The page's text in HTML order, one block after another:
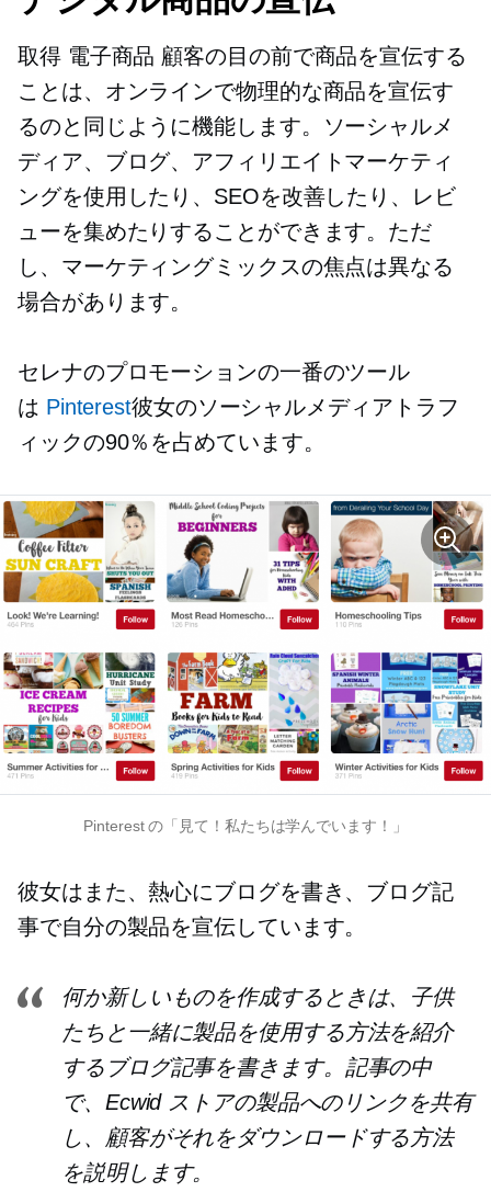
取得 電子商品 顧客の目の前で商品を宣伝する
ことは、オンラインで物理的な商品を宣伝す
るのと同じように機能します。ソーシャルメ
ディア、ブログ、アフィリエイトマーケティ
ングを使用したり、SEOを改善したり、レビ
ューを集めたりすることができます。ただ
し、マーケティングミックスの焦点は異なる
場合があります。
セレナのプロモーションの一番のツール
は Pinterest彼女のソーシャルメディアトラフ
ィックの90％を占めています。
Pinterest の「見て！私たちは学んでいます！」
彼女はまた、熱心にブログを書き、ブログ記
事で自分の製品を宣伝しています。
何か新しいものを作成するときは、子供
たちと一緒に製品を使用する方法を紹介
するブログ記事を書きます。記事の中
で、Ecwid ストアの製品へのリンクを共有
し、顧客がそれをダウンロードする方法
を説明します。